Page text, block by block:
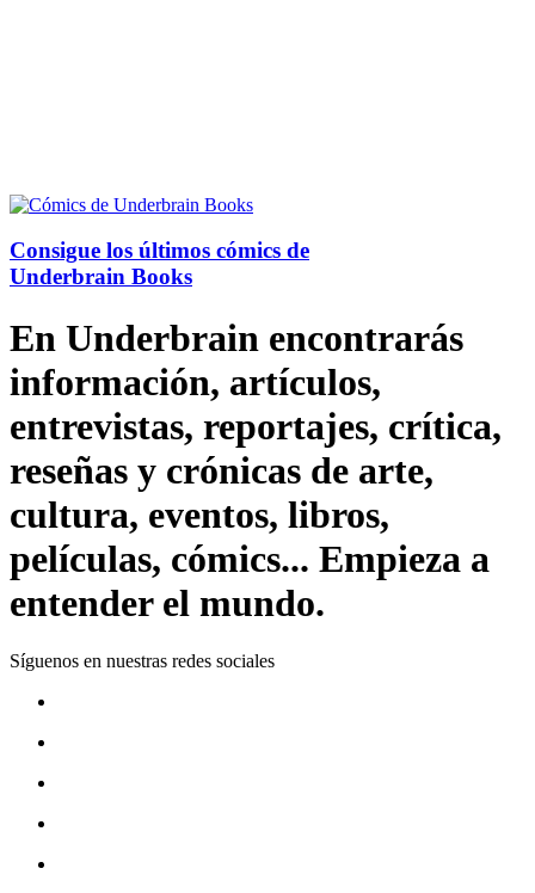
Consigue los últimos cómics de
Underbrain Books
En Underbrain encontrarás
información, artículos,
entrevistas, reportajes, crítica,
reseñas y crónicas de arte,
cultura, eventos, libros,
películas, cómics... Empieza a
entender el mundo.
Síguenos en nuestras redes sociales